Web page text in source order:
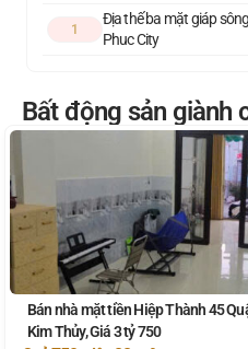
1
Địa thế ba mặt giáp
Phuc City
Bất động sản giành
Bán nhà mặt tiền Hiệp Thành 45
Kim Thủy, Giá 3 tỷ 750